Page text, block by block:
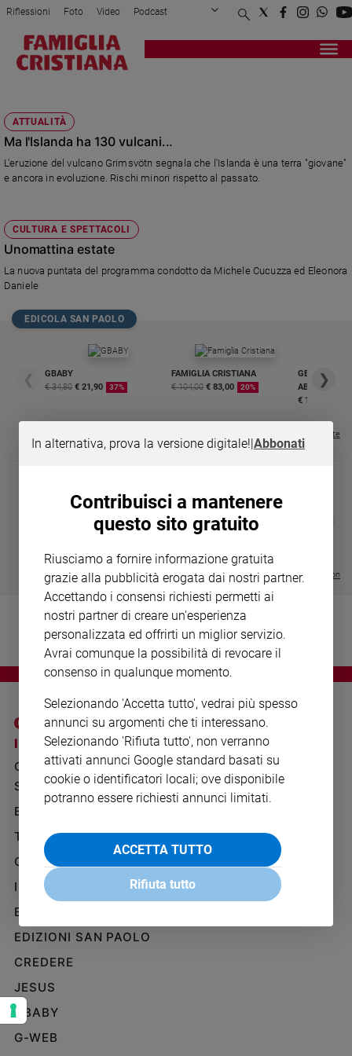
Attualità
Politica
Mondo
Economia
Legalità
Sport
Papa
Papa
Chiesa
e
spiritualità
Società
e
Creato
Volontariato
Diritti
Aziende
valore
Caso
settimana
Migranti
Diversità
inclusione
Costume
Cultura
e
Riflessioni Foto Video Podcast
Privacy Policy Chi siamo
Registrati Redazione
ATTUALITÀ
Ma l'Islanda ha 130 vulcani...
L'eruzione del vulcano Grimsvötn segnala che l'Islanda è una terra "giovane"
e ancora in evoluzione. Rischi minori rispetto al passato.
CULTURA E SPETTACOLI
Unomattina estate
La nuova puntata del programma condotto da Michele Cucuzza ed Eleonora
Daniele
EDICOLA SAN PAOLO
❮
GBABY
€ 34,80 € 21,90 37%
FAMIGLIA CRISTIANA
€ 104,00 € 83,00 20%
GBABY
€ 16,99
❯
Visualizza tutte le riviste
LE GRANDI BASILICHE ITALIANE
€ 64,50
DIARIO G 2026-27
€ 8,90
- € 8,90
Visualizza tutte le collection
I SITI SAN PAOLO
GRUPPO EDITORIALE
SAN PAOLO
BENESSERE
TELENOVA
GAZZETTA D'ALBA
IL GIORNALINO
EDICOLA SAN PAOLO
EDIZIONI SAN PAOLO
CREDERE
JESUS
GBABY
G-WEB
NOTE LEGALI
PRIVACY POLICY
INFORMATIVA
SOCIAL
In alternativa, prova la versione digitale!|Abbonati
Contribuisci a mantenere
questo sito gratuito
Riusciamo a fornire informazione gratuita
grazie alla pubblicità erogata dai nostri partner.
Accettando i consensi richiesti permetti ai
nostri partner di creare un'esperienza
personalizzata ed offrirti un miglior servizio.
Avrai comunque la possibilità di revocare il
consenso in qualunque momento.
Selezionando 'Accetta tutto', vedrai più spesso
annunci su argomenti che ti interessano.
Selezionando 'Rifiuta tutto', non verranno
attivati annunci Google standard basati su
cookie o identificatori locali; ove disponibile
potranno essere richiesti annunci limitati.
ACCETTA TUTTO
Rifiuta tutto